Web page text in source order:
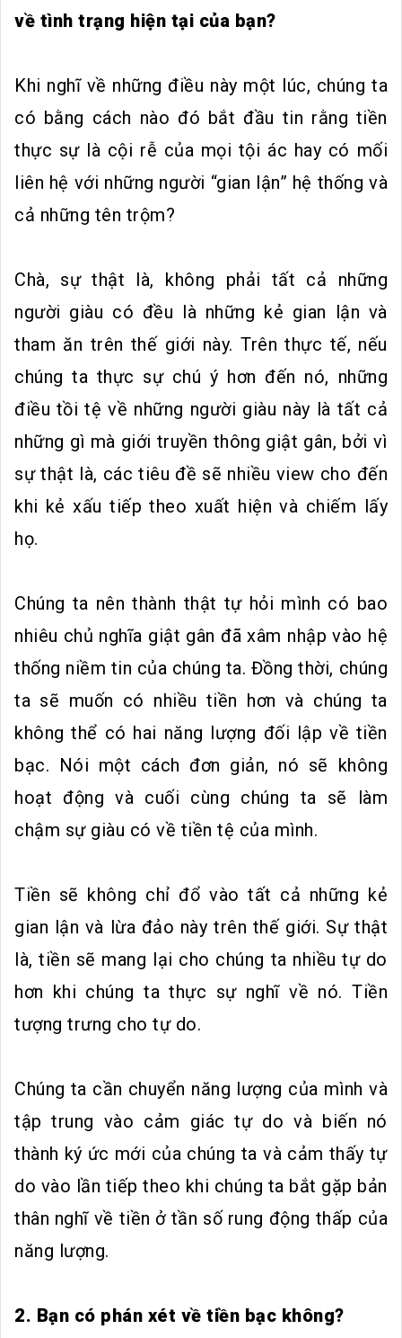
về tình trạng hiện tại của bạn?
Khi nghĩ về những điều này một lúc, chúng ta
có bằng cách nào đó bắt đầu tin rằng tiền
thực sự là cội rễ của mọi tội ác hay có mối
liên hệ với những người “gian lận” hệ thống và
cả những tên trộm?
Chà, sự thật là, không phải tất cả những
người giàu có đều là những kẻ gian lận và
tham ăn trên thế giới này. Trên thực tế, nếu
chúng ta thực sự chú ý hơn đến nó, những
điều tồi tệ về những người giàu này là tất cả
những gì mà giới truyền thông giật gân, bởi vì
sự thật là, các tiêu đề sẽ nhiều view cho đến
khi kẻ xấu tiếp theo xuất hiện và chiếm lấy
họ.
Chúng ta nên thành thật tự hỏi mình có bao
nhiêu chủ nghĩa giật gân đã xâm nhập vào hệ
thống niềm tin của chúng ta. Đồng thời, chúng
ta sẽ muốn có nhiều tiền hơn và chúng ta
không thể có hai năng lượng đối lập về tiền
bạc. Nói một cách đơn giản, nó sẽ không
hoạt động và cuối cùng chúng ta sẽ làm
chậm sự giàu có về tiền tệ của mình.
Tiền sẽ không chỉ đổ vào tất cả những kẻ
gian lận và lừa đảo này trên thế giới. Sự thật
là, tiền sẽ mang lại cho chúng ta nhiều tự do
hơn khi chúng ta thực sự nghĩ về nó. Tiền
tượng trưng cho tự do.
Chúng ta cần chuyển năng lượng của mình và
tập trung vào cảm giác tự do và biến nó
thành ký ức mới của chúng ta và cảm thấy tự
do vào lần tiếp theo khi chúng ta bắt gặp bản
thân nghĩ về tiền ở tần số rung động thấp của
năng lượng.
2. Bạn có phán xét về tiền bạc không?